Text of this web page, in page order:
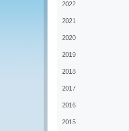
2022
2021
2020
2019
2018
2017
2016
2015